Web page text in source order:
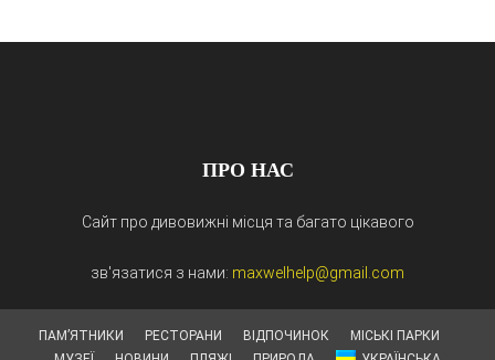
ПРО НАС
Сайт про дивовижні місця та багато цікавого
зв'язатися з нами: maxwelhelp@gmail.com
ПАМ’ЯТНИКИ РЕСТОРАНИ ВІДПОЧИНОК
МІСЬКІ ПАРКИ